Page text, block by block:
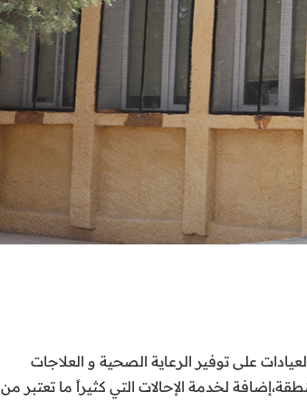
على توفير الرعاية الصحية و العلاجات
لخدمة الإحالات التي كثيراً ما تعتبر من